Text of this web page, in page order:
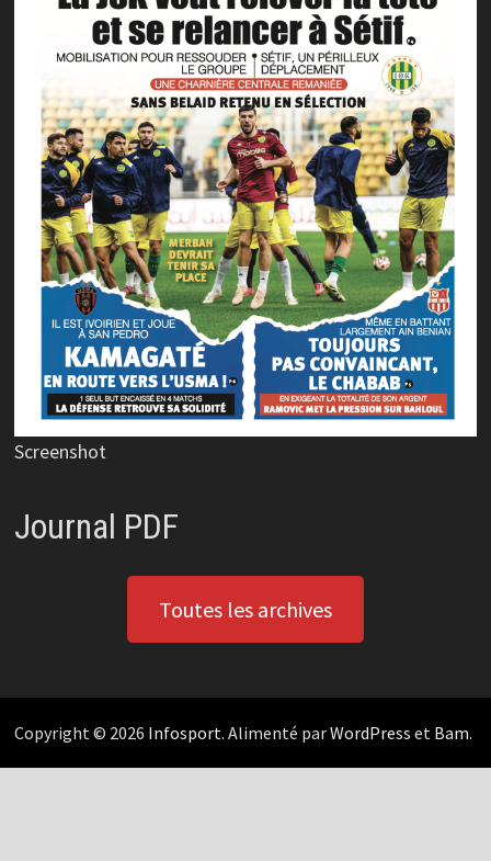
Screenshot
Journal PDF
Toutes les archives
Copyright © 2026 Infosport. Alimenté parWordPress et Bam.